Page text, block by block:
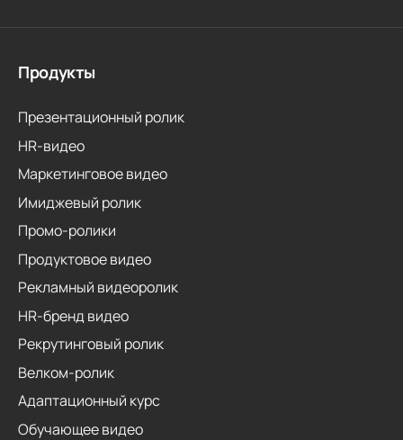
Продукты
Презентационный ролик
HR-видео
Маркетинговое видео
Имиджевый ролик
Промо-ролики
Продуктовое видео
Рекламный видеоролик
HR-бренд видео
Рекрутинговый ролик
Велком-ролик
Адаптационный курс
Обучающее видео